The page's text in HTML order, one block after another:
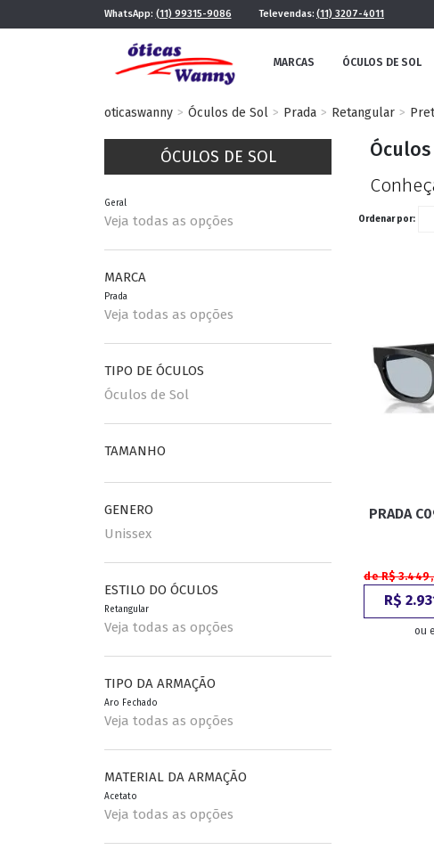
WhatsApp: (11) 99315-9086 Televendas: (11) 3207-4011
MARCAS ÓCULOS DE SOL
POR ESTILO
QUADRADO
ESPORTIVO
GRIFES
oticaswanny Óculos de Sol Prada Retangular
ÓCULOS DE SOL
Geral
Veja todas as opções
MARCA
Prada
Veja todas as opções
TIPO DE ÓCULOS
Óculos de Sol
TAMANHO
GENERO
Unissex
ESTILO DO ÓCULOS
Retangular
Veja todas as opções
TIPO DA ARMAÇÃO
Aro Fechado
Veja todas as opções
MATERIAL DA ARMAÇÃO
Acetato
Veja todas as opções
Ordenar por:
PRADA
de R$
R$
ou